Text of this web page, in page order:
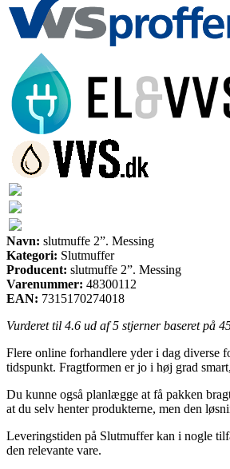
Navn: slutmuffe 2”. Messing
Kategori: Slutmuffer
Producent: slutmuffe 2”. Messing
Varenummer: 48300112
EAN: 7315170274018
Vurderet til 4.6 ud af 5 stjerner baseret på
Flere online forhandlere yder i dag diverse
tidspunkt. Fragtformen er jo i høj grad
Du kunne også planlægge at få pakken
at du selv henter produkterne, men den
Leveringstiden på Slutmuffer kan i nogle
den relevante vare.